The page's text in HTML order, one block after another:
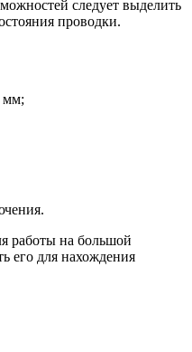
следует выделить
проводки.
мм;
работы на большой
его для нахождения